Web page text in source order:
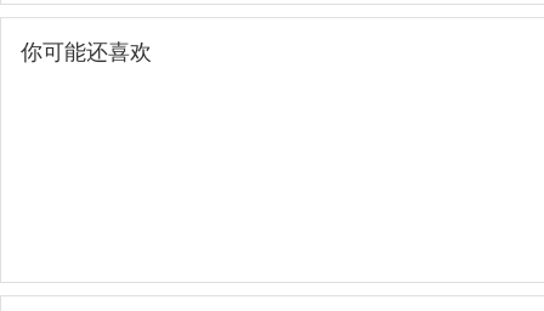
你可能还喜欢